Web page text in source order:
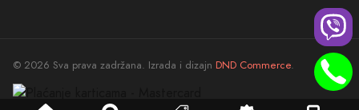
© 2026 Sva prava zadržana. Izrada i dizajn DND Commerce.